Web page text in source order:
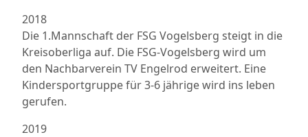
2018
Die 1.Mannschaft der FSG Vogelsberg steigt in die
Kreisoberliga auf. Die FSG-Vogelsberg wird um
den Nachbarverein TV Engelrod erweitert. Eine
Kindersportgruppe für 3-6 jährige wird ins leben
gerufen.
2019